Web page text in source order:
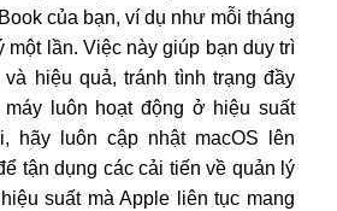
của bạn, ví dụ như mỗi tháng
một lần. Việc này giúp bạn duy trì
hiệu quả, tránh tình trạng đầy
luôn hoạt động ở hiệu suất
hãy luôn cập nhật macOS lên
tận dụng các cải tiến về quản lý
suất mà Apple liên tục mang